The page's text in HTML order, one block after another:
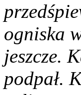
ogniska
jeszcze.
podpał.